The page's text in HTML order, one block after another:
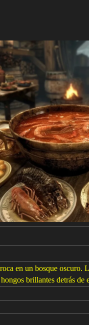
en un bosque oscuro.
brillantes detrás de